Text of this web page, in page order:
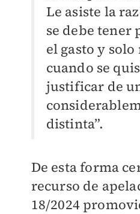
Le asiste la
se debe tener
el gasto y
cuando se
justificar de
distinta”.
De esta forma
recurso de
18/2024